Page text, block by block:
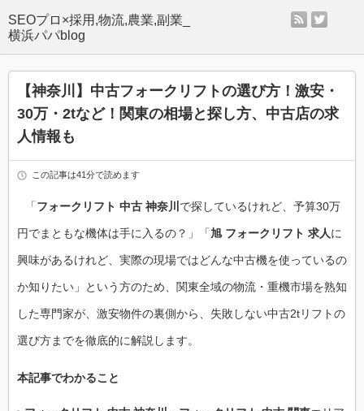
SEOプロ×採用,物流,農業,副業_
横浜パパblog
rss
【神奈川】中古フォークリフトの選び方！激安・
30万・2tなど！関東の相場と探し方、中古店の求
人情報も
この記事は41分で読めます
「フォークリフト 中古 神奈川 で探しているけれど、予算30万
円でまともな機体は手に入るの？」「旭 フォークリフト 求人に
興味があるけれど、実際の現場ではどんな中古機を使っているの
か知りたい」という方のため、関東全域の物流・重機市場を熟知
した専門家が、激安物件の裏側から、失敗しない中古2tリフトの
選び方までを徹底的に解説します。
本記事でわかること